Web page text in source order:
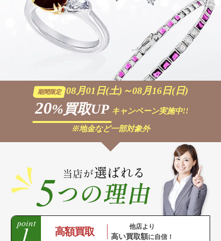
期間限定 08月01日(土)～08月16日(日)
20%買取UP キャンペーン実施中!!
※地金など一部対象外
高額買取 他店より
高い買取額に自信！